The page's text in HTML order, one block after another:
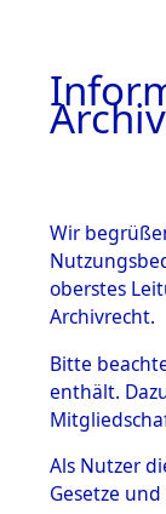
1.
mente
5.
Wir
oberstes
Archivrecht.
Bitte
enthält.
Als Nutzer
Gesetze